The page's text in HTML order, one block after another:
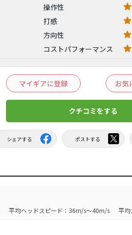
操作性
打感
方向性
コストパフォーマンス
マイギアに登録 お気
クチコミをする
シェアする ポストする
平均ヘッドスピード：36m/s～40m/s 平